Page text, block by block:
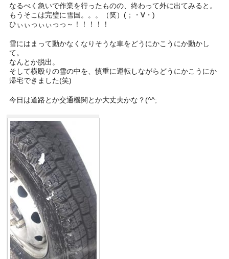
なるべく急いで作業を行ったものの、終わって外に出てみると。
もうそこは完璧に雪国。。。（笑）(；・∀・)
ひぃぃっぃぃっっ～！！！！！
雪にはまって動かなくなりそうな車をどうにかこうにか動かし
て。
なんとか脱出。
そして横殴りの雪の中を、慎重に運転しながらどうにかこうにか
帰宅できました(笑)
今日は道路とか交通機関とか大丈夫かな？(^^;